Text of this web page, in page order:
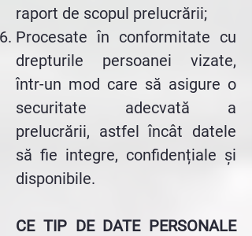
raport de scopul prelucrării;
Procesate în conformitate cu
drepturile persoanei vizate,
într-un mod care să asigure o
securitate adecvată a
prelucrării, astfel încât datele
să fie integre, confidențiale și
disponibile.
CE TIP DE DATE PERSONALE